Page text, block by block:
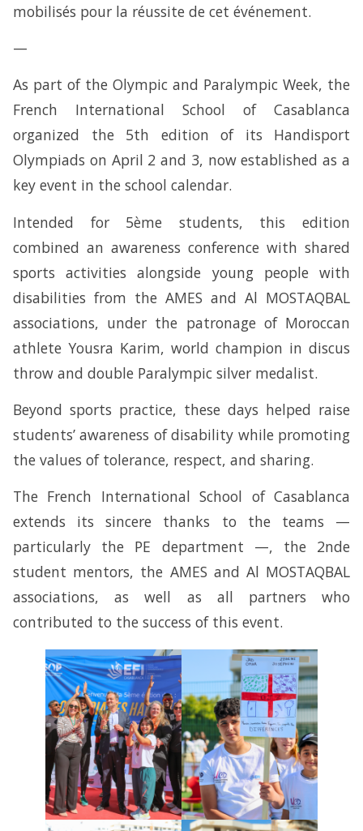
mobilisés pour la réussite de cet événement.
—
As part of the Olympic and Paralympic Week, the
French International School of Casablanca
organized the 5th edition of its Handisport
Olympiads on April 2 and 3, now established as a
key event in the school calendar.
Intended for 5ème students, this edition
combined an awareness conference with shared
sports activities alongside young people with
disabilities from the AMES and Al MOSTAQBAL
associations, under the patronage of Moroccan
athlete Yousra Karim, world champion in discus
throw and double Paralympic silver medalist.
Beyond sports practice, these days helped raise
students’ awareness of disability while promoting
the values of tolerance, respect, and sharing.
The French International School of Casablanca
extends its sincere thanks to the teams —
particularly the PE department —, the 2nde
student mentors, the AMES and Al MOSTAQBAL
associations, as well as all partners who
contributed to the success of this event.